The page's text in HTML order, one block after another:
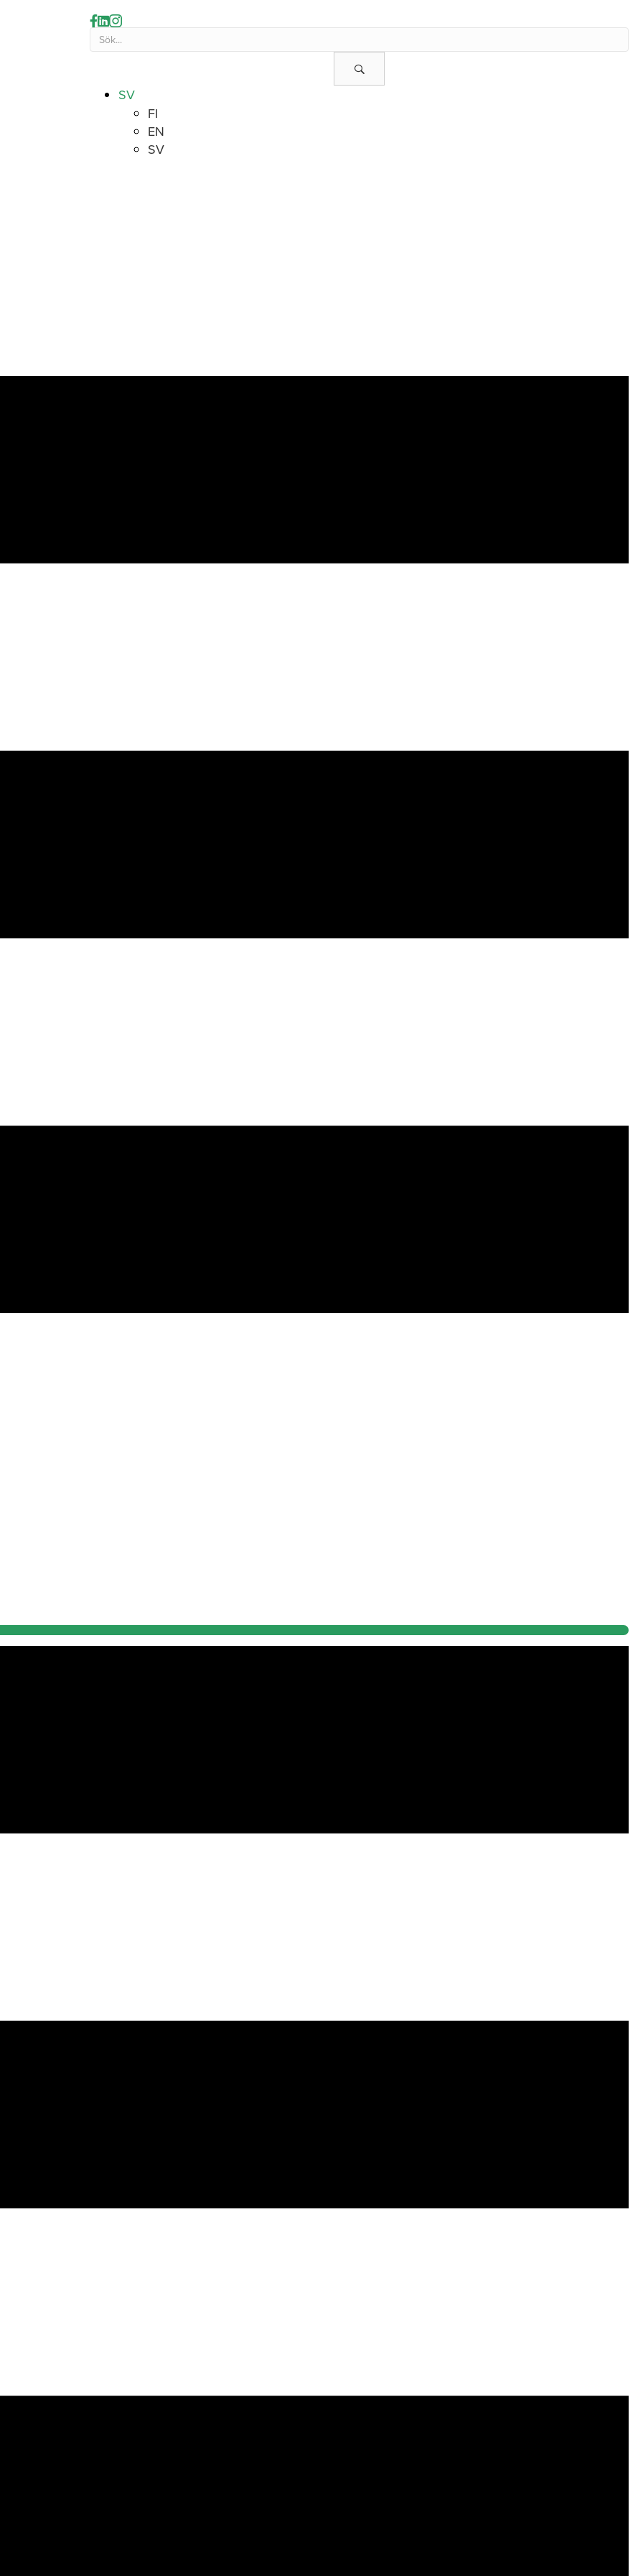
SV
FI
EN
SV